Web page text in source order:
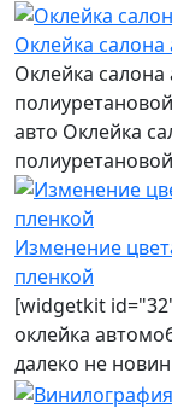
Оклейка
Оклейка
авто Оклейка
Изменение
пленкой
[widgetkit
оклейка
далеко не